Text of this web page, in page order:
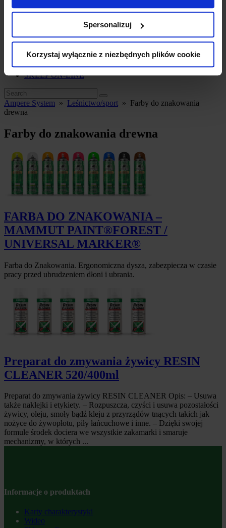
Spersonalizuj
Korzystaj wyłącznie z niezbędnych plików cookie
Farba renowacyjna w sprayu
Preparaty do usuwania farby
Farby do znakowania drewna
Wydarzenia sportowe i kulturalne
Akcesoria/znakowanie
SKLEP ON-LINE
Ampere System » Leśnictwo/sport » Farby do znakowania
drewna
Farby do znakowania drewna
FARBA DO ZNAKOWANIA –
MAMMUT PAINT®FOREST /
UNIVERSAL MARKER®
Farba do Znakowania. Ergonomiczna dysza, zabezpiecza w czasie
pracy przed ubrudzeniem dłoni i ubrania.
Preparat do zmywania żywicy RESIN
CLEANER 520/400ml
Preparat do zmywania żywicy RESIN CLEANER Opis: – Usuwa
także naklejki i etykiety. – Rozpuszcza, czyści i usuwa pozostałości
żywicy, oleju, smoły bądź kleju z przyrządów tnących takich jak
nożyce do żywopłotu, piły łańcuchowe i inne. – Dzięki swojej
formule środek dociera we wszystkie zakamarki i smaruje
mechanizmy, w których ...
Informacje o produktach
Karty charakterystyki
Wideo